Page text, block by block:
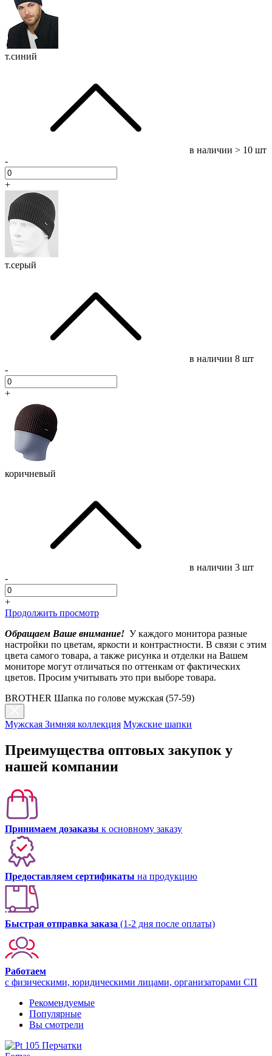
т.синий
в наличии > 10 шт
-
+
т.серый
в наличии 8 шт
-
+
коричневый
в наличии 3 шт
-
+
Продолжить просмотр
Обращаем Ваше внимание! У каждого монитора разные
настройки по цветам, яркости и контрастности. В связи с этим
цвета самого товара, а также рисунка и отделки на Вашем
мониторе могут отличаться по оттенкам от фактических
цветов. Просим учитывать это при выборе товара.
BROTHER Шапка по голове мужская (57-59)
Мужская Зимняя коллекция Мужские шапки
Преимущества оптовых закупок у
нашей компании
Принимаем дозаказы к основному заказу
Предоставляем сертификаты на продукцию
Быстрая отправка заказа (1-2 дня после оплаты)
Работаем
с физическими, юридическими лицами, организаторами СП
Рекомендуемые
Популярные
Вы смотрели